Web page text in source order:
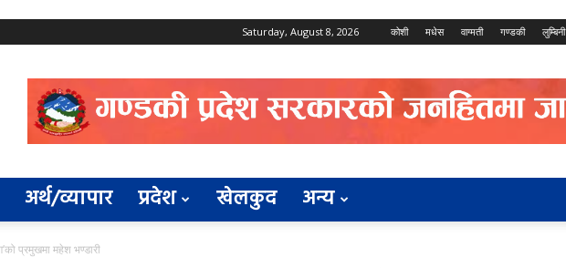
Saturday, August 8, 2026 कोशी मधेस वाग्मती गण्डकी लुम्बिनी
अर्थ/व्यापार प्रदेश खेलकुद अन्य
प्रमुखमा महेश भण्डारी